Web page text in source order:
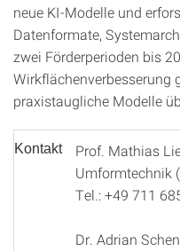
neue KI-Modelle und
Datenformate,
zwei Förderperioden bis
Wirkflächenverbesserung
praxistaugliche Modelle
Kontakt
Prof. Mathias
Umformtechnik
Tel.: +49 711
Dr. Adrian